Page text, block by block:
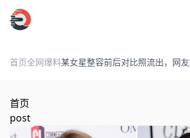
跳过导航
首页全网爆料某女星整容前后对比照流出，网
首页
post